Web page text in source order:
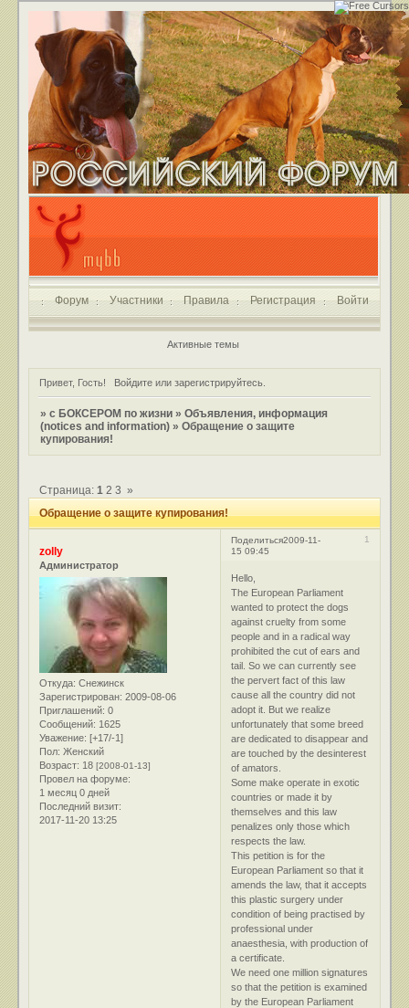
Форум Участники Правила Регистрация Войти
Активные темы
Привет, Гость! Войдитеили зарегистрируйтесь.
»с БОКСЕРОМ по жизни »Объявления, информация
(notices and information) »Обращение о защите
купирования!
Обращение о защите купирования!
Страница:1 2 3 »
Поделиться 1
2009-11-
15 09:45
zolly
Администратор
Откуда: Снежинск
Зарегистрирован: 2009-08-06
Приглашений: 0
Сообщений: 1625
Уважение: [+17/-1]
Пол: Женский
Возраст: 18[2008-01-13]
Провел на форуме:
1 месяц 0 дней
Последний визит:
2017-11-20 13:25
Hello,
The European Parliament
wanted to protect the dogs
against cruelty from some
people and in a radical way
prohibited the cut of ears and
tail. So we can currently see
the pervert fact of this law
cause all the country did not
adopt it. But we realize
unfortunately that some breed
are dedicated to disappear and
are touched by the desinterest
of amators.
Some make operate in exotic
countries or made it by
themselves and this law
penalizes only those which
respects the law.
This petition is for the
European Parliament so that it
amends the law, that it accepts
this plastic surgery under
condition of being practised by
professional under
anaesthesia, with production of
a certificate.
We need one million signatures
so that the petition is examined
by the European Parliament